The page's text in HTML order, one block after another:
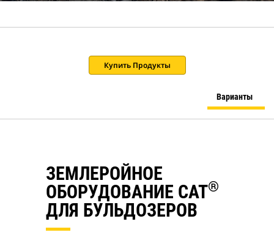
Купить Продукты
Варианты
ЗЕМЛЕРОЙНОЕ
ОБОРУДОВАНИЕ CAT®
ДЛЯ БУЛЬДОЗЕРОВ